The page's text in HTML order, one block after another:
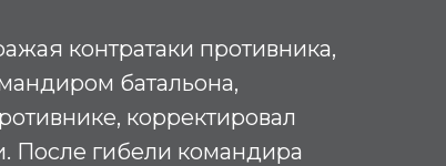
контратаки противника,
батальона,
корректировал
После гибели командира